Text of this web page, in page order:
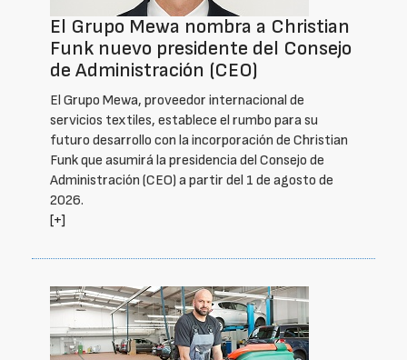
El Grupo Mewa nombra a Christian
Funk nuevo presidente del Consejo
de Administración (CEO)
El Grupo Mewa, proveedor internacional de
servicios textiles, establece el rumbo para su
futuro desarrollo con la incorporación de Christian
Funk que asumirá la presidencia del Consejo de
Administración (CEO) a partir del 1 de agosto de
2026.
[+]